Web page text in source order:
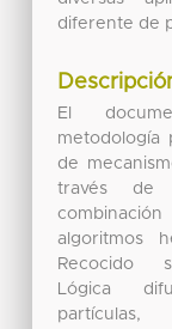
diferente de
El
metodología
de
través de
algoritmos
Recocido
Lógica